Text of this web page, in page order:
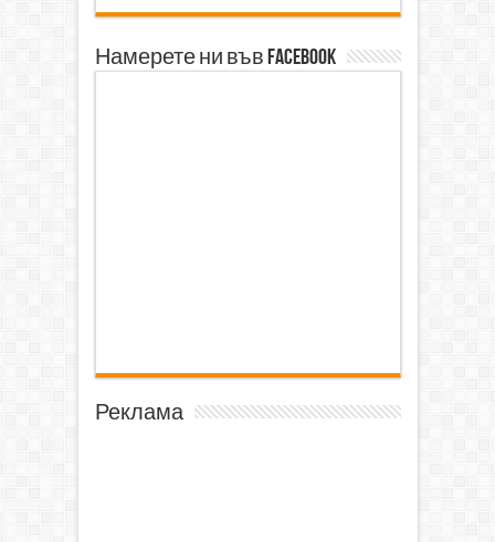
Намерете ни във Facebook
Реклама